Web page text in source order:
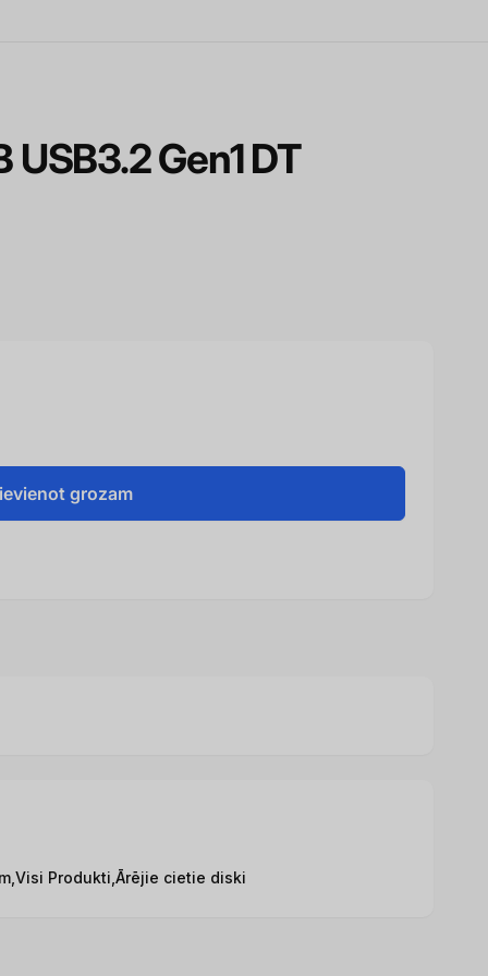
USB3.2 Gen1 DT
grozam
Visi Produkti, Ārējie cietie diski